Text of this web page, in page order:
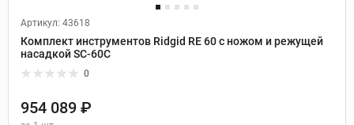
Артикул: 43618
Комплект инструментов Ridgid RE 60 с ножом и режущей
насадкой SC-60C
0
954 089 ₽